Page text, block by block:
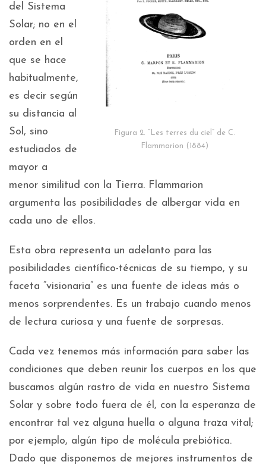
Figura 2. “Les terres du ciel” de C.
Flammarion (1884)
del Sistema
Solar; no en el
orden en el
que se hace
habitualmente,
es decir según
su distancia al
Sol, sino
estudiados de
mayor a
menor similitud con la Tierra. Flammarion
argumenta las posibilidades de albergar vida en
cada uno de ellos.
Esta obra representa un adelanto para las
posibilidades científico-técnicas de su tiempo, y su
faceta “visionaria” es una fuente de ideas más o
menos sorprendentes. Es un trabajo cuando menos
de lectura curiosa y una fuente de sorpresas.
Cada vez tenemos más información para saber las
condiciones que deben reunir los cuerpos en los que
buscamos algún rastro de vida en nuestro Sistema
Solar y sobre todo fuera de él, con la esperanza de
encontrar tal vez alguna huella o alguna traza vital;
por ejemplo, algún tipo de molécula prebiótica.
Dado que disponemos de mejores instrumentos de